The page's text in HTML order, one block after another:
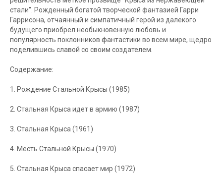
стали". Рожденный богатой творческой фантазией Гарри
Гаррисона, отчаянный и симпатичный герой из далекого
будущего приобрел необыкновенную любовь и
популярность поклонников фантастики во всем мире, щедро
поделившись славой со своим создателем.
Содержание:
1. Рождение Стальной Крысы (1985)
2. Стальная Крыса идет в армию (1987)
3. Стальная Крыса (1961)
4. Месть Стальной Крысы (1970)
5. Стальная Крыса спасает мир (1972)